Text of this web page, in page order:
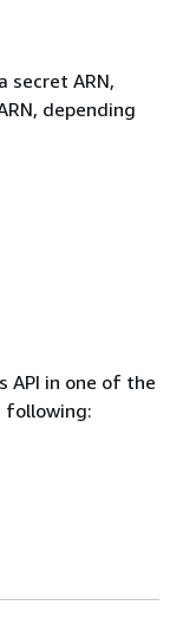
secret ARN,
depending
API in one of the
following: